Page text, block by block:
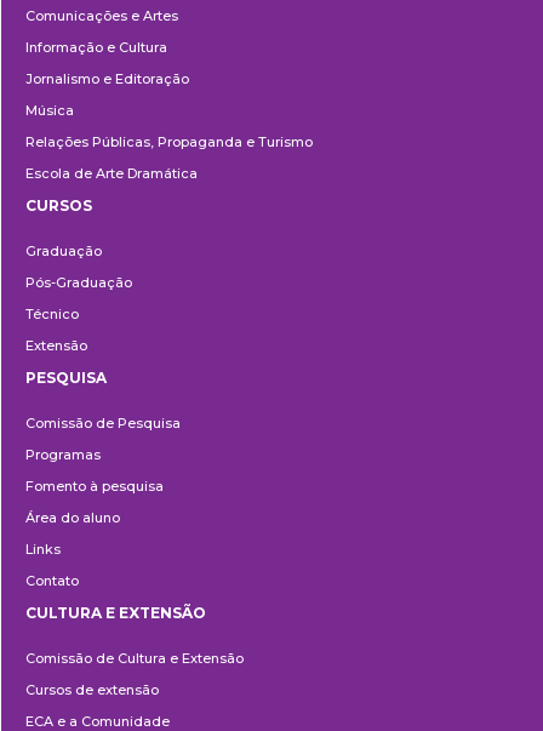
Comunicações e Artes
Informação e Cultura
Jornalismo e Editoração
Música
Relações Públicas, Propaganda e Turismo
Escola de Arte Dramática
CURSOS
Graduação
Pós-Graduação
Técnico
Extensão
PESQUISA
Comissão de Pesquisa
Programas
Fomento à pesquisa
Área do aluno
Links
Contato
e
Extensão
CULTURA E EXTENSÃO
Comissão de Cultura e Extensão
Cursos de extensão
ECA e a Comunidade